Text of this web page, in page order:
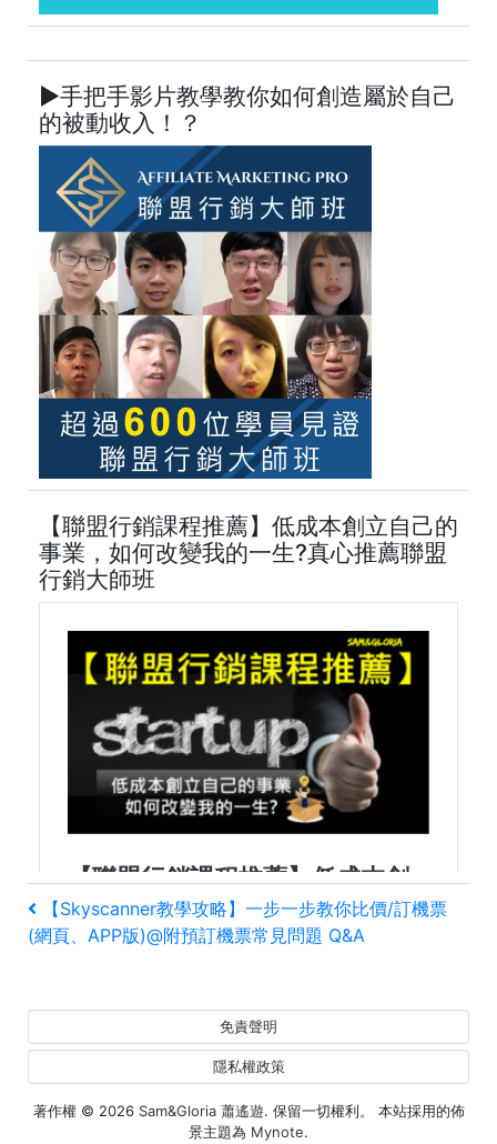
►手把手影片教學教你如何創造屬於自己
的被動收入！？
【聯盟行銷課程推薦】低成本創立自己的
事業，如何改變我的一生?真心推薦聯盟
行銷大師班
文
章
導
覽
上
一
章
【Skyscanner教學攻略】一步一步教你比價/訂機票
(網頁、APP版)@附預訂機票常見問題 Q&A
著作權 © 2026 Sam&Gloria 蕭遙遊. 保留一切權利。 本站採用的佈
景主題為 Mynote.
免責聲明
隱私權政策